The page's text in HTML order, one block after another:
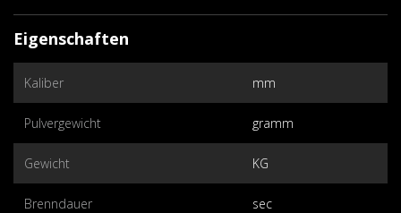
Eigenschaften
Kaliber mm
Pulvergewicht gramm
Gewicht KG
Brenndauer sec